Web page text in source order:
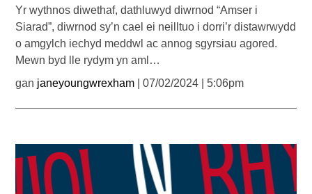
Yr wythnos diwethaf, dathluwyd diwrnod “Amser i
Siarad”, diwrnod sy’n cael ei neilltuo i dorri’r distawrwydd
o amgylch iechyd meddwl ac annog sgyrsiau agored.
Mewn byd lle rydym yn aml…
gan janeyoungwrexham | 07/02/2024 | 5:06pm